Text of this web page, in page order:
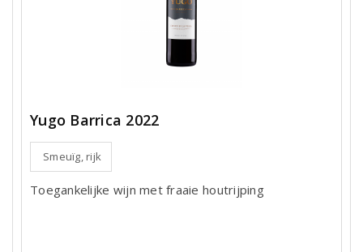
Yugo Barrica 2022
Smeuïg, rijk
Toegankelijke wijn met fraaie houtrijping